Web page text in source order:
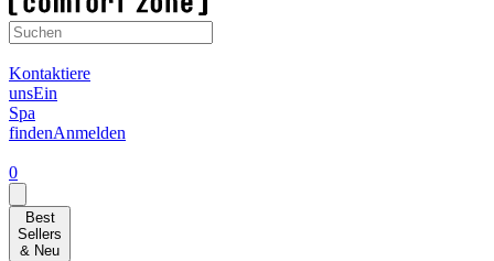
Kontaktiere
unsEin
Spa
findenAnmelden
0
Best
Sellers
& Neu